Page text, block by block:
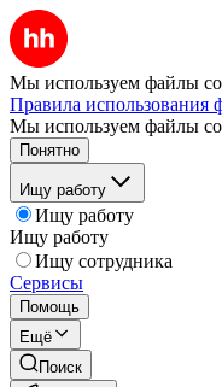
Мы используем файлы
Правила использования
Мы используем файлы
Понятно
Ищу работу
Ищу работу
Ищу работу
Ищу сотрудника
Сервисы
Помощь
Ещё
Поиск